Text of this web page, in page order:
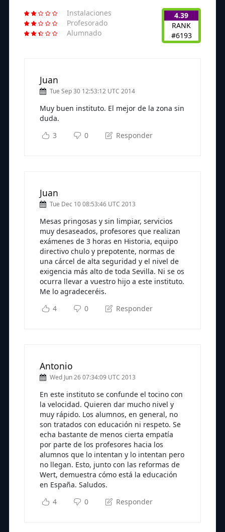
Instalaciones
Profesorado
Alumnado
4.39
RANK
#6193
Juan
Tue Sep 30 12:53:12 UTC 2014
Muy buen instituto. El mejor de la zona sin
duda.
3
0 Responder
Juan
Tue Dec 10 08:53:46 UTC 2013
Mesas pringosas y sin limpiar, servicios
muy desaseados, profesores que realizan
exámenes de 3 horas en Historia, equipo
directivo chulo y prepotente, normas de
una cárcel de alta seguridad y el nivel de
exigencia más alto de toda Sevilla. Ni se os
ocurra llevar a vuestro hijo a este instituto.
Me lo agradeceréis.
4
0 Responder
Antonio
Wed Jun 26 07:34:09 UTC 2013
En este instituto se confunde el tocino con
la velocidad. Quieren dar mucho nivel y
muy rápido. Los alumnos, en general, no
son tratados con educación ni respeto. Se
echa bastante de menos cierta empatía
por parte de los profesores hacia los
alumnos que lo intentan y lo intentan pero
no llegan. Esto, junto con las reformas de
Wert, demuestra cómo está la educación
en España. Saludos.
4
0 Responder